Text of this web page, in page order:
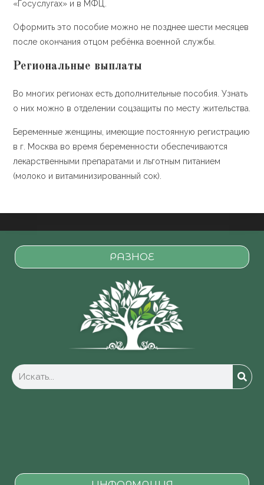
«Госуслугах» и в МФЦ.
Оформить это пособие можно не позднее шести месяцев
после окончания отцом ребёнка военной службы.
Региональные выплаты
Во многих регионах есть дополнительные пособия. Узнать
о них можно в отделении соцзащиты по месту жительства.
Беременные женщины, имеющие постоянную регистрацию
в г. Москва во время беременности обеспечиваются
лекарственными препаратами и льготным питанием
(молоко и витаминизированный сок).
РАЗНОЕ